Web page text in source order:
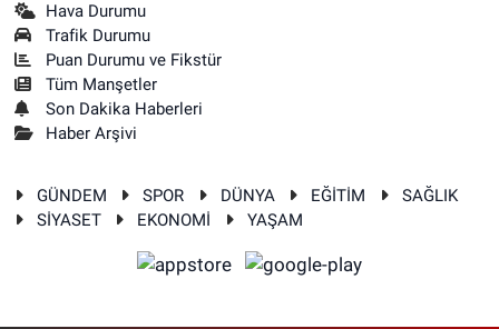
Hava Durumu
Trafik Durumu
Puan Durumu ve Fikstür
Tüm Manşetler
Son Dakika Haberleri
Haber Arşivi
GÜNDEM SPOR DÜNYA EĞİTİM
SAĞLIK
SİYASET
EKONOMİ YAŞAM